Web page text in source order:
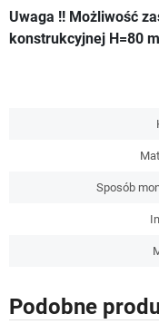
Uwaga !! Możliwość
konstrukcyjnej H=80
Sposób
Podobne